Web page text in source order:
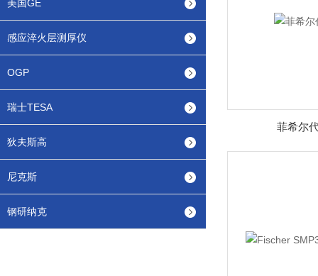
美国GE
感应淬火层测厚仪
OGP
瑞士TESA
狄夫斯高
尼克斯
钢研纳克
菲希尔